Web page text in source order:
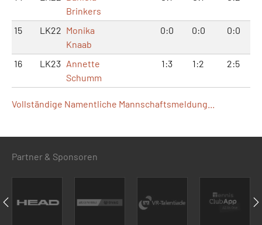
Brinkers
15 LK22 Monika
Knaab
0:0 0:0 0:0
16 LK23 Annette
Schumm
1:3 1:2 2:5
Vollständige Namentliche Mannschaftsmeldung...
Partner & Sponsoren